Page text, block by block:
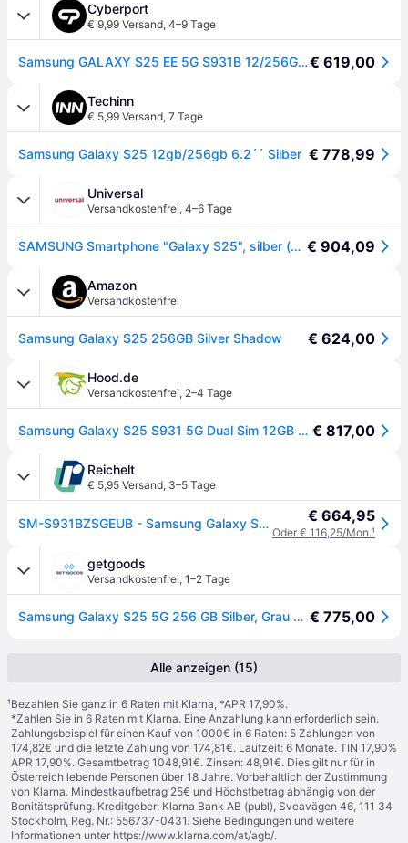
Cyberport
€ 9,99 Versand, 4–9 Tage
Samsung GALAXY S25 EE 5G S931B 12/256GB silver shadow Android 15 Dual-SIM Smartphone - Silber€ 619,00
Techinn
€ 5,99 Versand, 7 Tage
Samsung Galaxy S25 12gb/256gb 6.2´´ Silber € 778,99
Universal
Versandkostenfrei, 4–6 Tage
SAMSUNG Smartphone "Galaxy S25", silber (silber shadow), 256 GB, Mobiltelefone, Smartphone € 904,09
Amazon
Versandkostenfrei
Samsung Galaxy S25 256GB Silver Shadow € 624,00
Hood.de
Versandkostenfrei, 2–4 Tage
Samsung Galaxy S25 S931 5G Dual Sim 12GB RAM 256GB Enterprise Edition - Silver Shado € 817,00
Reichelt
€ 5,95 Versand, 3–5 Tage
SM-S931BZSGEUB - Samsung Galaxy S25 256GB Silver Shadow € 664,95
Oder € 116,25/Mon.¹
getgoods
Versandkostenfrei, 1–2 Tage
Samsung Galaxy S25 5G 256 GB Silber, Grau EEK B (A - G) 15.7 cm (6.2 Zoll) Smartphone € 775,00
Alle anzeigen (15)
¹Bezahlen Sie ganz in 6 Raten mit Klarna, *APR 17,90%.
*Zahlen Sie in 6 Raten mit Klarna. Eine Anzahlung kann erforderlich sein.
Zahlungsbeispiel für einen Kauf von 1000€ in 6 Raten: 5 Zahlungen von
174,82€ und die letzte Zahlung von 174,81€. Laufzeit: 6 Monate. TIN 17,90%
APR 17,90%. Gesamtbetrag 1048,91€. Zinsen: 48,91€. Dies gilt nur für in
Österreich lebende Personen über 18 Jahre. Vorbehaltlich der Zustimmung
von Klarna. Mindestkaufbetrag 25€ und Höchstbetrag abhängig von der
Bonitätsprüfung. Kreditgeber: Klarna Bank AB (publ), Sveavägen 46, 111 34
Stockholm, Reg. Nr.: 556737-0431. Siehe Bedingungen und weitere
Informationen unter https://www.klarna.com/at/agb/.